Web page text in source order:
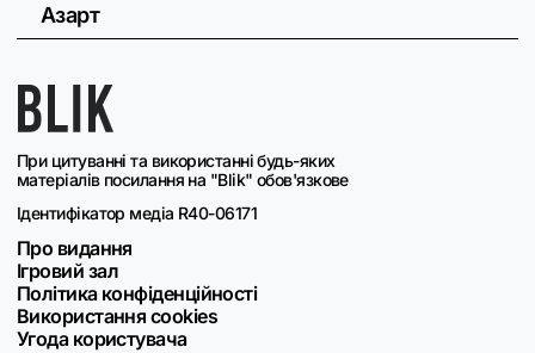
При цитуванні та використанні будь-яких
матеріалів посилання на "Blik" обов'язкове
Ідентифікатор медіа R40-06171
Про видання
Ігровий зал
Політика конфіденційності
Використання cookies
Угода користувача
Азарт